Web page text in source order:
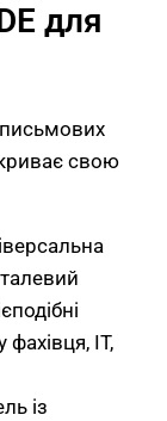
для
письмових
свою
IT,
із